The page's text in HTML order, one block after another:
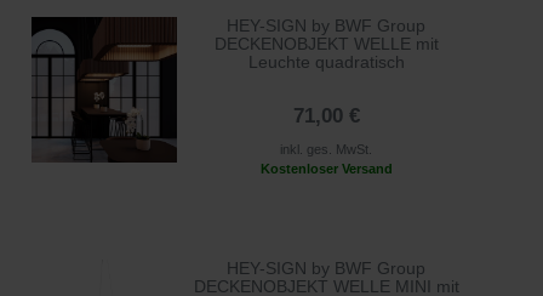
HEY-SIGN by BWF Group
DECKENOBJEKT WELLE mit
Leuchte quadratisch
71,00 €
inkl. ges. MwSt.
Kostenloser Versand
HEY-SIGN by BWF Group
DECKENOBJEKT WELLE MINI mit